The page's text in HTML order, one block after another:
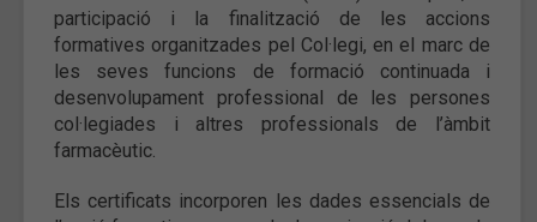
participació i la finalització de les accions
formatives organitzades pel Col·legi, en el marc de
les seves funcions de formació continuada i
desenvolupament professional de les persones
col·legiades i altres professionals de l’àmbit
farmacèutic.
Els certificats incorporen les dades essencials de